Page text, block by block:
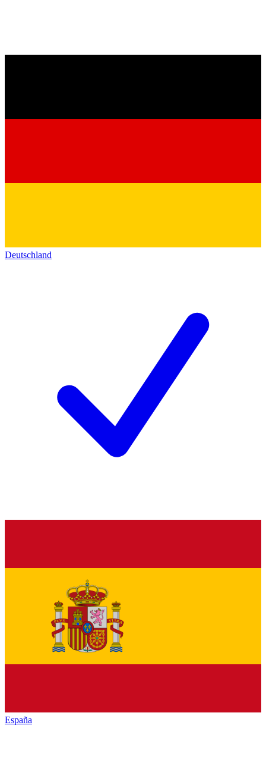
Deutschland
España